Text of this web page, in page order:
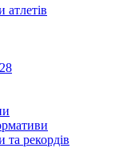
та рекордів